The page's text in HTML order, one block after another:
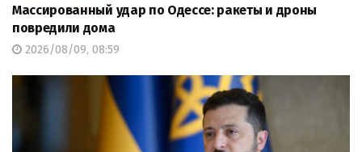
Массированный удар по Одессе: ракеты и дроны
повредили дома
2026/08/09, 08:59